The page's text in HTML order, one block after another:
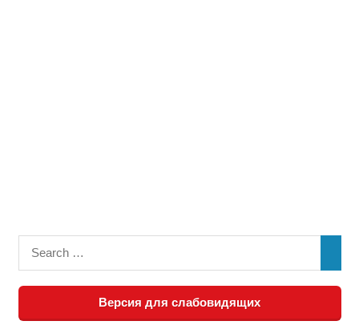
Версия для слабовидящих